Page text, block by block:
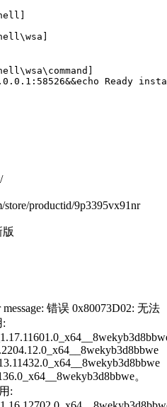
productid/9p3395vx91nr
错误 0x80073D02: 无法
:
。
: